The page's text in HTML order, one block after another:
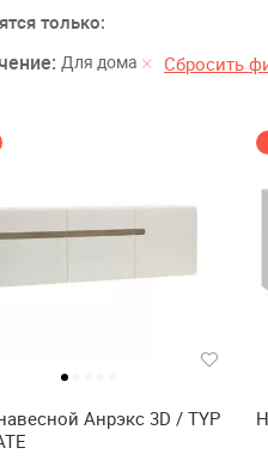
только:
Для дома Сбросить
Анрэкс 3D / TYP